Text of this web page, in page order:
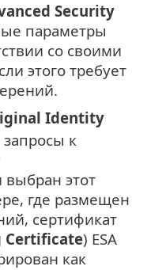
Security
параметры
со своими
этого требует
Identity
к
этот
где размещен
сертификат
Certificate) ESA
как